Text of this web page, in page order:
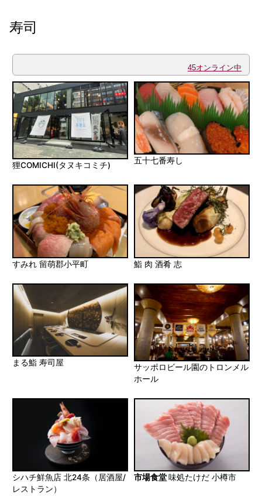
寿司
45オンライン中
狸COMICHI(タヌキコミチ)
五十七番寿し
すみれ 留萌郡小平町 鮨 肉 酒肴 志
まる鮨 寿司屋
サッポロビール園のトロンメル
ホール
シハチ鮮魚店 北24条（居酒屋/
レストラン）
市場食堂味処たけだ 小樽市